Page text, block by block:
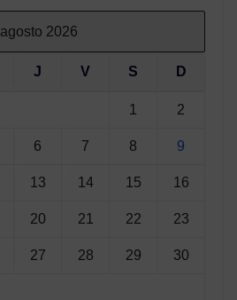
agosto 2026
J V S D
1 2
6 7 8 9
13 14 15 16
20 21 22 23
27 28 29 30